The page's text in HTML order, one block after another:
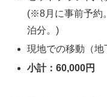
(※8月に事前予約
泊分。)
現地での移動（地
小計：60,000円